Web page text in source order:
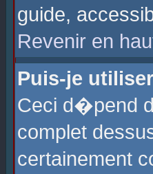
guide,
Revenir en
Puis-je
Ceci d�pend
complet
certainement